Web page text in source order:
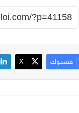
فيسبوك ‫X